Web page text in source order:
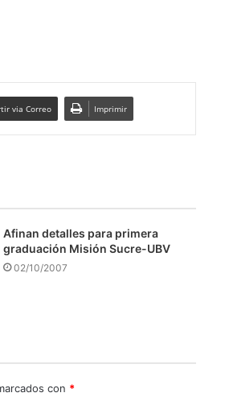
via Correo Imprimir
Afinan detalles para primera
graduación Misión Sucre-UBV
02/10/2007
con *